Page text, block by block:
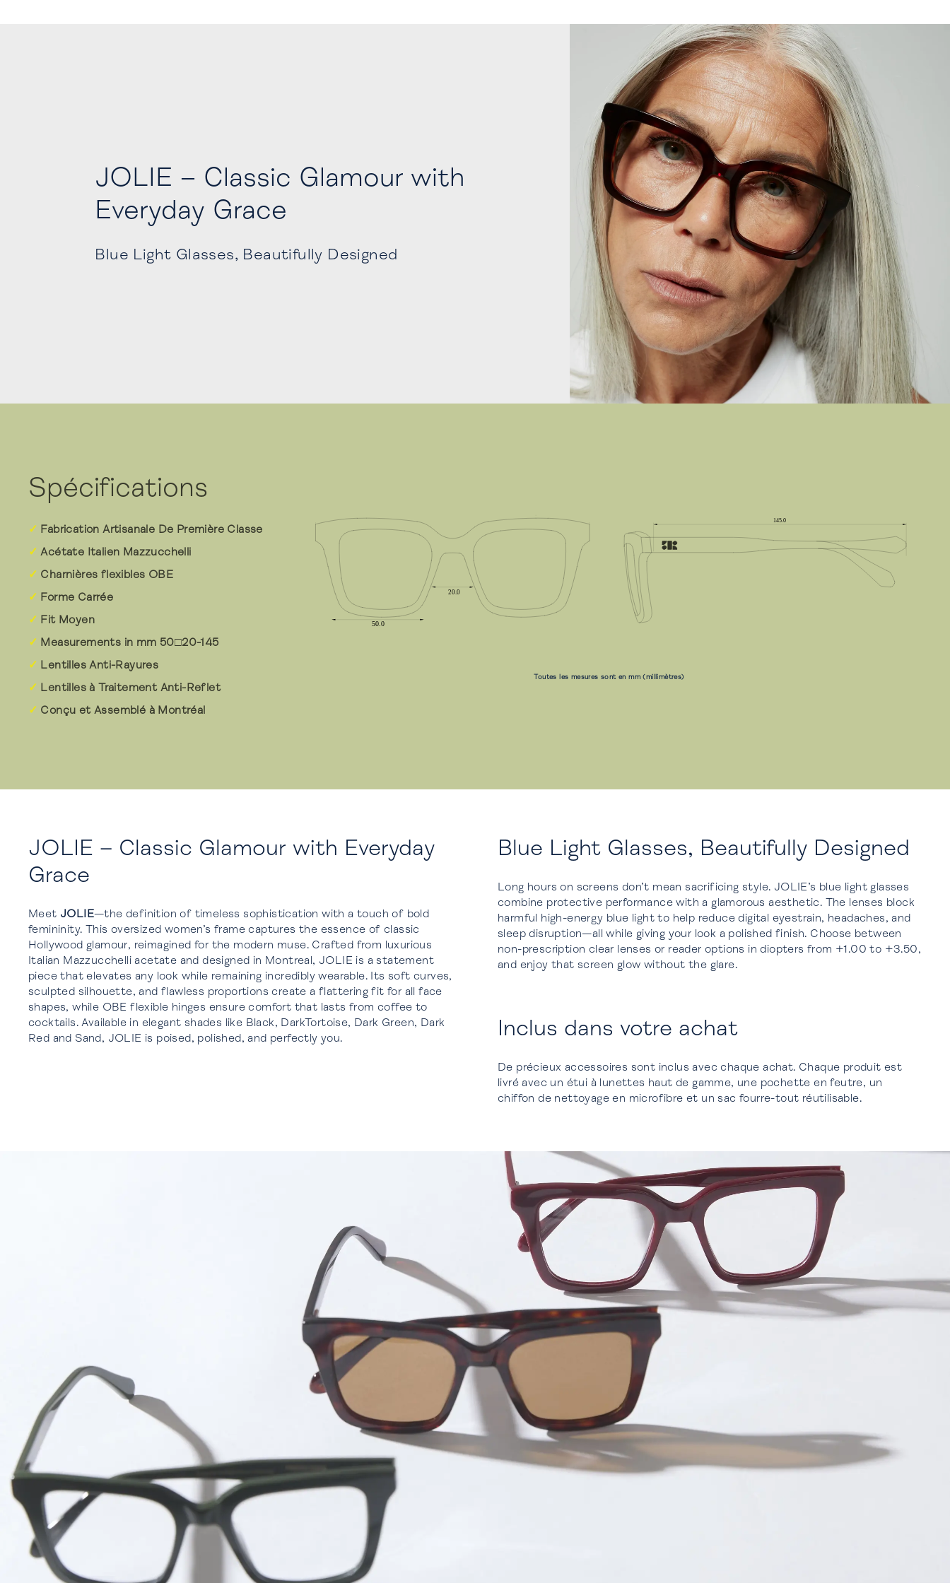
JOLIE – Classic Glamour with
Everyday Grace
Blue Light Glasses, Beautifully Designed
Spécifications
Fabrication Artisanale De Première Classe
Acétate Italien Mazzucchelli
Charnières flexibles OBE
Forme Carrée
Fit Moyen
Measurements in mm 50□20-145
Lentilles Anti-Rayures
Lentilles à Traitement Anti-Reflet
Conçu et Assemblé à Montréal
Toutes les mesures sont en mm (millimètres)
JOLIE – Classic Glamour with Everyday
Grace
Meet JOLIE—the definition of timeless sophistication with a touch of bold
femininity. This oversized women’s frame captures the essence of classic
Hollywood glamour, reimagined for the modern muse. Crafted from luxurious
Italian Mazzucchelli acetate and designed in Montreal, JOLIE is a statement
piece that elevates any look while remaining incredibly wearable. Its soft curves,
sculpted silhouette, and flawless proportions create a flattering fit for all face
shapes, while OBE flexible hinges ensure comfort that lasts from coffee to
cocktails. Available in elegant shades like Black, DarkTortoise, Dark Green, Dark
Red and Sand, JOLIE is poised, polished, and perfectly you.
Blue Light Glasses, Beautifully Designed
Long hours on screens don’t mean sacrificing style. JOLIE’s blue light glasses
combine protective performance with a glamorous aesthetic. The lenses block
harmful high-energy blue light to help reduce digital eyestrain, headaches, and
sleep disruption—all while giving your look a polished finish. Choose between
non-prescription clear lenses or reader options in diopters from +1.00 to +3.50,
and enjoy that screen glow without the glare.
Inclus dans votre achat
De précieux accessoires sont inclus avec chaque achat. Chaque produit est
livré avec un étui à lunettes haut de gamme, une pochette en feutre, un
chiffon de nettoyage en microfibre et un sac fourre-tout réutilisable.